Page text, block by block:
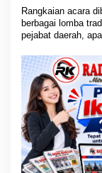
Rangkaian acara
berbagai lomba
pejabat daerah,